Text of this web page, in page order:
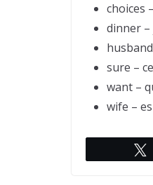
choices
dinner
sure –
want –
wife –